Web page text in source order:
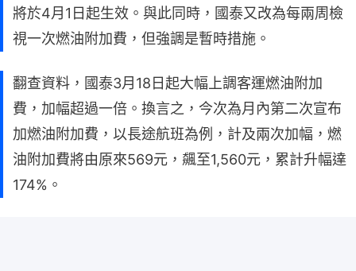
將於4月1日起生效。與此同時，國泰又改為每兩周檢
視一次燃油附加費，但強調是暫時措施。
翻查資料，國泰3月18日起大幅上調客運燃油附加
費，加幅超過一倍。換言之，今次為月內第二次宣布
加燃油附加費，以長途航班為例，計及兩次加幅，燃
油附加費將由原來569元，飆至1,560元，累計升幅達
174%。